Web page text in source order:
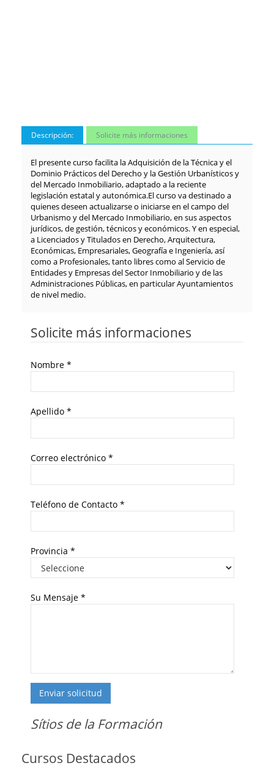
Descripción: Solicite más informaciones
El presente curso facilita la Adquisición de la Técnica y el
Dominio Prácticos del Derecho y la Gestión Urbanísticos y
del Mercado Inmobiliario, adaptado a la reciente
legislación estatal y autonómica.El curso va destinado a
quienes deseen actualizarse o iniciarse en el campo del
Urbanismo y del Mercado Inmobiliario, en sus aspectos
jurídicos, de gestión, técnicos y económicos. Y en especial,
a Licenciados y Titulados en Derecho, Arquitectura,
Económicas, Empresariales, Geografía e Ingeniería, así
como a Profesionales, tanto libres como al Servicio de
Entidades y Empresas del Sector Inmobiliario y de las
Administraciones Públicas, en particular Ayuntamientos
de nivel medio.
Solicite más informaciones
Nombre *
Apellido *
Correo electrónico *
Teléfono de Contacto *
Provincia *
Su Mensaje *
Enviar solicitud
Sítios de la Formación
Cursos Destacados